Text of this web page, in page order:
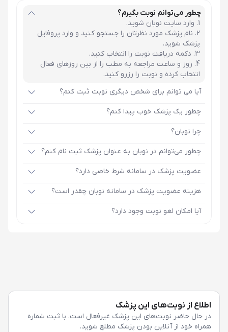
چطور می‌توانم نوبت بگیرم؟
وارد سایت نوبان شوید.
نام پزشک مورد نظرتان را جستجو کنید و وارد پروفایل
پزشک شوید.
دکمه دریافت نوبت را انتخاب کنید.
روز و ساعت مراجعه به مطب را از بین روزهای فعال
انتخاب کرده و نوبت را رزرو کنید.
آیا می توانم برای شخص دیگری نوبت ثبت کنم؟
چطور یک پزشک خوب پیدا کنم؟
چرا نوبان؟
چطور می‌توانم در نوبان به عنوان پزشک ثبت نام کنم؟
عضویت پزشک در سامانه شرط خاصی دارد؟
هزینه عضویت پزشک در سامانه نوبان چقدر است؟
آیا امکان لغو نوبت وجود دارد؟
اطلاع از نوبت‌های این پزشک
در حال حاضر نوبت‌های این پزشک غیرفعال است. با ثبت شماره
همراه خود از آنلاین بودن پزشک مطلع شوید.